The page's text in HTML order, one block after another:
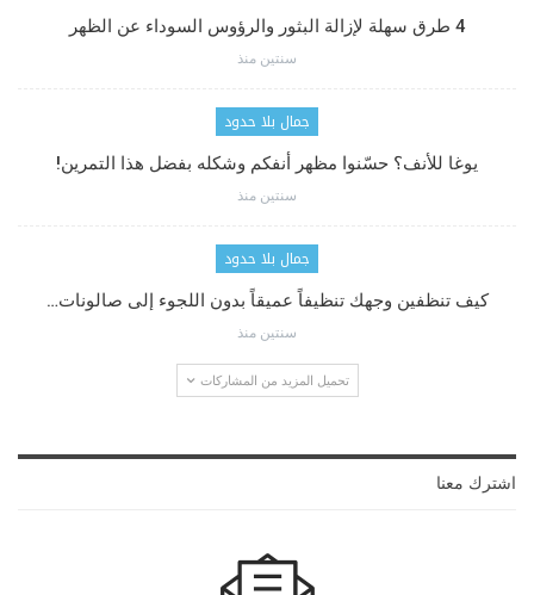
4 طرق سهلة لإزالة البثور والرؤوس السوداء عن الظهر
سنتين منذ
جمال بلا حدود
يوغا للأنف؟ حسّنوا مظهر أنفكم وشكله بفضل هذا التمرين!
سنتين منذ
جمال بلا حدود
كيف تنظفين وجهك تنظيفاً عميقاً بدون اللجوء إلى صالونات…
سنتين منذ
تحميل المزيد من المشاركات
اشترك معنا